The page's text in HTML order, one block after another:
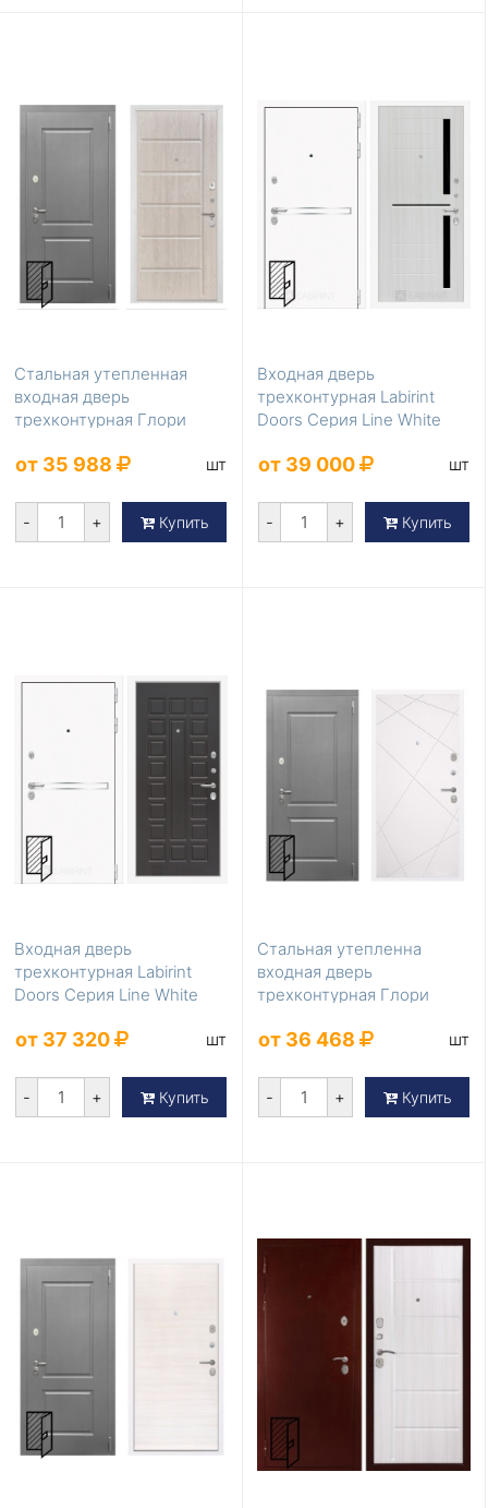
Стальная утепленная
входная дверь
трехконтурная Глори
квар...
от 35 988 шт
- + Купить
Входная дверь
трехконтурная Labirint
Doors Серия Line White
от 39 000 шт
- + Купить
Входная дверь
трехконтурная Labirint
Doors Серия Line White
от 37 320 шт
- + Купить
Стальная утепленна
входная дверь
трехконтурная Глори
от 36 468 шт
- + Купить